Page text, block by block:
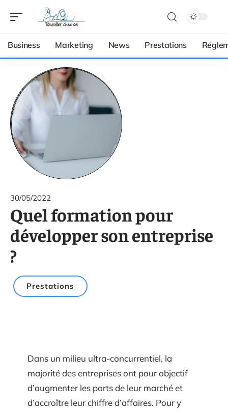
Business Marketing News Prestations
30/05/2022
Quel formation pour
développer son entreprise
?
Prestations
Dans un milieu ultra-concurrentiel, la
majorité des entreprises ont pour objectif
d’augmenter les parts de leur marché et
d’accroître leur chiffre d’affaires. Pour y